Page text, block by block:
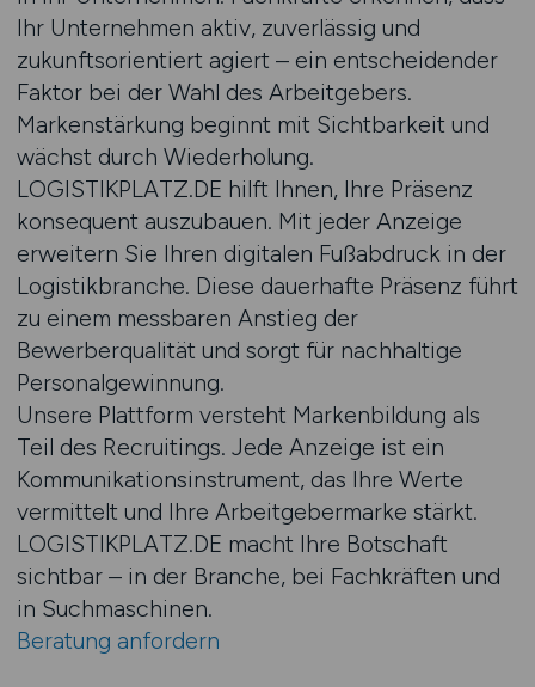
Ihr Unternehmen aktiv, zuverlässig und
zukunftsorientiert agiert – ein entscheidender
Faktor bei der Wahl des Arbeitgebers.
Markenstärkung beginnt mit Sichtbarkeit und
wächst durch Wiederholung.
LOGISTIKPLATZ.DE hilft Ihnen, Ihre Präsenz
konsequent auszubauen. Mit jeder Anzeige
erweitern Sie Ihren digitalen Fußabdruck in der
Logistikbranche. Diese dauerhafte Präsenz führt
zu einem messbaren Anstieg der
Bewerberqualität und sorgt für nachhaltige
Personalgewinnung.
Unsere Plattform versteht Markenbildung als
Teil des Recruitings. Jede Anzeige ist ein
Kommunikationsinstrument, das Ihre Werte
vermittelt und Ihre Arbeitgebermarke stärkt.
LOGISTIKPLATZ.DE macht Ihre Botschaft
sichtbar – in der Branche, bei Fachkräften und
in Suchmaschinen.
Beratung anfordern